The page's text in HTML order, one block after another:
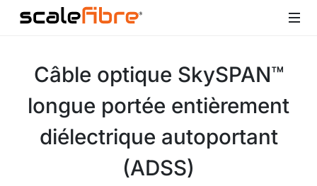
Câble optique SkySPAN™
longue portée entièrement
diélectrique autoportant
(ADSS)